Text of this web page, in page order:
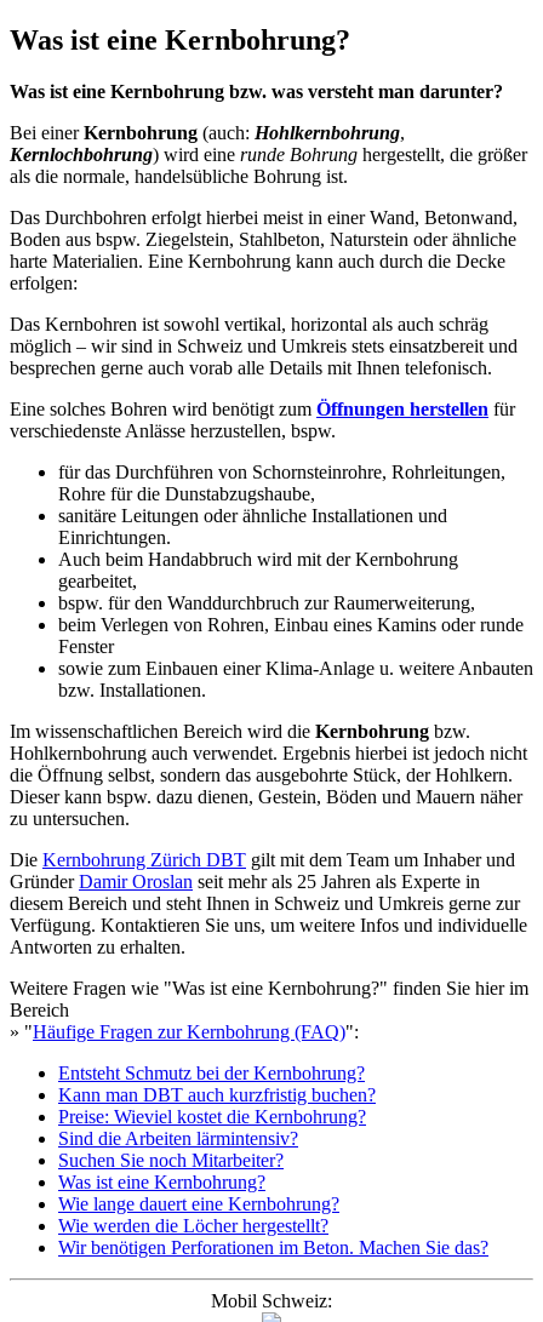
Was ist eine Kernbohrung?
Was ist eine Kernbohrung bzw. was versteht man darunter?
Bei einerKernbohrung (auch: Hohlkernbohrung,
Kernlochbohrung) wird eine runde Bohrung hergestellt, die größer
als die normale, handelsübliche Bohrung ist.
Das Durchbohren erfolgt hierbei meist in einer Wand, Betonwand,
Boden aus bspw. Ziegelstein, Stahlbeton, Naturstein oder ähnliche
harte Materialien. Eine Kernbohrung kann auch durch die Decke
erfolgen:
Das Kernbohren ist sowohl vertikal, horizontal als auch schräg
möglich – wir sind in Schweiz und Umkreis stets einsatzbereit und
besprechen gerne auch vorab alle Details mit Ihnen telefonisch.
Eine solches Bohren wird benötigt zum Öffnungen herstellen für
verschiedenste Anlässe herzustellen, bspw.
für das Durchführen von Schornsteinrohre, Rohrleitungen,
Rohre für die Dunstabzugshaube,
sanitäre Leitungen oder ähnliche Installationen und
Einrichtungen.
Auch beim Handabbruch wird mit der Kernbohrung
gearbeitet,
bspw. für den Wanddurchbruch zur Raumerweiterung,
beim Verlegen von Rohren, Einbau eines Kamins oder runde
Fenster
sowie zum Einbauen einer Klima-Anlage u. weitere Anbauten
bzw. Installationen.
Im wissenschaftlichen Bereich wird die Kernbohrung bzw.
Hohlkernbohrung auch verwendet. Ergebnis hierbei ist jedoch nicht
die Öffnung selbst, sondern das ausgebohrte Stück, der Hohlkern.
Dieser kann bspw. dazu dienen, Gestein, Böden und Mauern näher
zu untersuchen.
Die Kernbohrung Zürich DBT gilt mit dem Team um Inhaber und
GründerDamir Oroslan seit mehr als 25 Jahren als Experte in
diesem Bereich und steht Ihnen in Schweiz und Umkreis gerne zur
Verfügung. Kontaktieren Sie uns, um weitere Infos und individuelle
Antworten zu erhalten.
Weitere Fragen wie "Was ist eine Kernbohrung?" finden Sie hier im
Bereich
» "Häufige Fragen zur Kernbohrung (FAQ)":
Entsteht Schmutz bei der Kernbohrung?
Kann man DBT auch kurzfristig buchen?
Preise: Wieviel kostet die Kernbohrung?
Sind die Arbeiten lärmintensiv?
Suchen Sie noch Mitarbeiter?
Was ist eine Kernbohrung?
Wie lange dauert eine Kernbohrung?
Wie werden die Löcher hergestellt?
Wir benötigen Perforationen im Beton. Machen Sie das?
Mobil Schweiz: